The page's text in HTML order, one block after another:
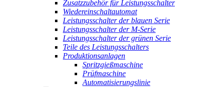
Zusatzzubehör für Leistungsschalter
Wiedereinschaltautomat
Leistungsschalter der blauen Serie
Leistungsschalter der M-Serie
Leistungsschalter der grünen Serie
Teile des Leistungsschalters
Produktionsanlagen
Spritzgießmaschine
Prüfmaschine
Automatisierungslinie